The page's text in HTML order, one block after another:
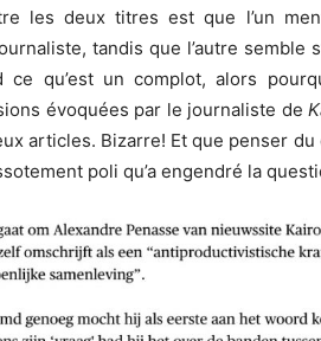
les deux titres est que l’un
tandis que l’autre semble
ce qu’est un complot, alors
évoquées par le journaliste de
articles. Bizarre! Et que penser
poli qu’a engendré la